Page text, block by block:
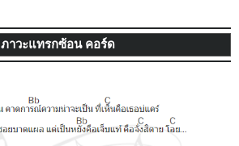
ภาวะแทรกซ้อน คอร์ด